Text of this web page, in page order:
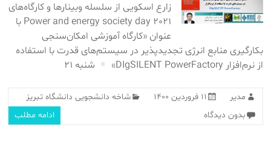
زارع اسکویی از سلسله وبینارها و کارگاه‌های
Power and energy society day 2021 با
عنوان «کارگاه آموزشی امکان‌سنجی
بکارگیری منابع انرژی تجدیدپذیر در سیستم‌های قدرت با استفاده
از نرم‌افزار DIgSILENT PowerFactory»
شنبه ۲۱
مدیر ۱۱ فروردین ۱۴۰۰
شاخه دانشجویی دانشگاه تبریز
بدون دیدگاه
ادامه مطلب